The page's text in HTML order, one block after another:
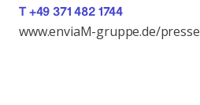
T +49 371 482 1744
www.enviaM-gruppe.de/presse